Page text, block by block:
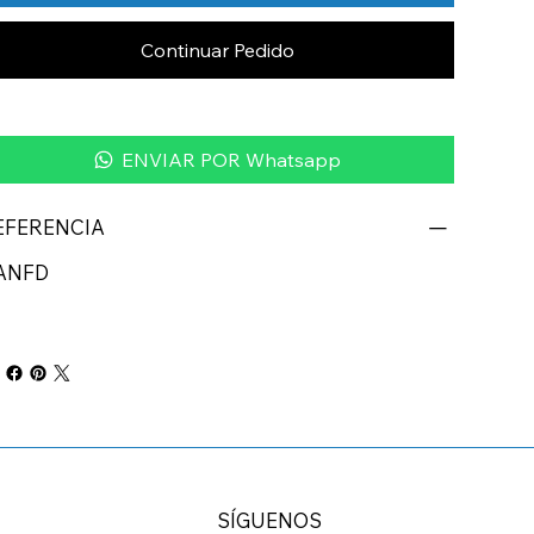
Continuar Pedido
ENVIAR POR Whatsapp
SÍGUENOS